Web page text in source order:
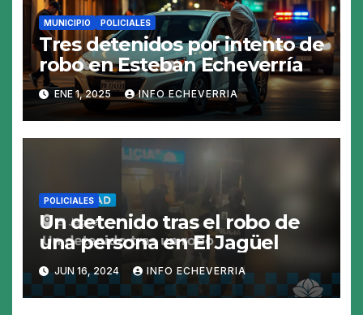
MUNICIPIO POLICIALES
Tres detenidos por intento de
robo en Esteban Echeverría
ENE 1, 2025 INFO ECHEVERRIA
POLICIALES
Un detenido tras el robo de
una persona en El Jagüel
JUN 16, 2024 INFO ECHEVERRIA